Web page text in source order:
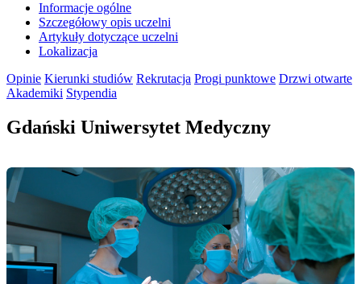
Informacje ogólne
Szczegółowy opis uczelni
Artykuły dotyczące uczelni
Lokalizacja
Opinie Kierunki studiów Rekrutacja Progi punktowe Drzwi otwarte
Akademiki Stypendia
Gdański Uniwersytet Medyczny